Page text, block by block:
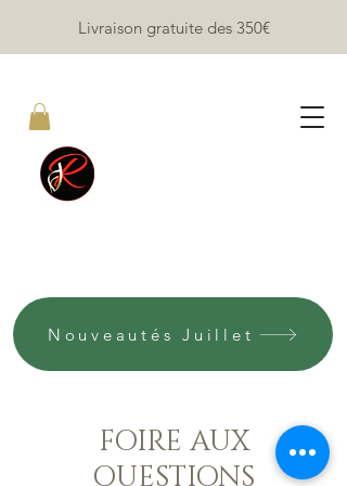
Livraison gratuite des 350€
Nouveautés Juillet
FOIRE AUX
QUESTIONS